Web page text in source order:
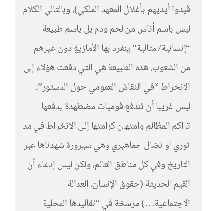
قيدوا أيديهم بأغلال المعهد الملكي)، وبالتالي الكلام
ليس باسم أناس من لحم ودم بل باسم طبيعة
“إنسانية/ مثالية” ينفرد بها الأمازيغ دون غيرهم
من الشعوب. هذه الطبيعة هي التي دفعت هؤلاء إلى
الانخراط “في النقاش العمومي حول الدستور”.
ليس غريبا أن تندفع قوميات مضطهدة يدفعها
تراكم المظالم وامتهان كرامتها إلى الانخراط في مد
ثوري أو نضال جماهيري وهي سيرورة شهدناها عبر
التاريخ وفي كل مناطق العالم، ولكن ليس إدعاء أن
القيم الحديثة (حقوق الإنسان، العدالة
الاجتماعية…) مرسخة في “تقاليدها المحلية